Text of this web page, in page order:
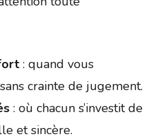
: quand vous
crainte de jugement.
: où chacun s’investit de
et sincère.